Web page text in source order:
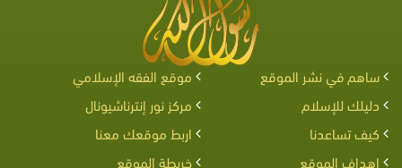
ساهم في نشر الموقع
موقع الفقه الإسلامي
دليلك للإسلام
مركز نور إنترناشيونال
كيف تساعدنا
اربط موقعك معنا
اهداف الموقع
خريطة الموقع